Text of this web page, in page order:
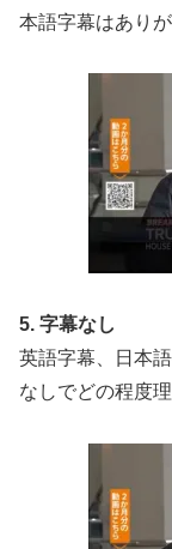
本語字幕はあり
5. 字幕なし
英語字幕、日本
なしでどの程度